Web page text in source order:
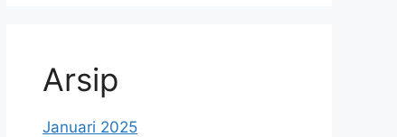
Arsip
Januari 2025